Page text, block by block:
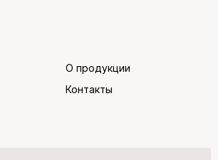
О продукции
Контакты